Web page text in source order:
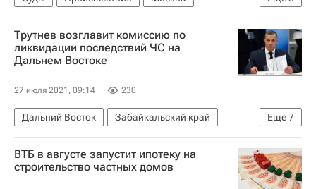
Сергей Полонский
Промсвязьбанк
Роснефть
Кутузовская миля
Трутнев возглавит комиссию по
ликвидации последствий ЧС на
Дальнем Востоке
27 июля 2021, 09:14 230
Еще7
Дальний Восток
Забайкальский край
МЧС России (Министерство РФ по делам гражданской обороны, чрезвычайным ситуациям и ликвидации последствий стихийных бедствий)
Министерство энергетики РФ (Минэнерго России)
Федеральная служба по надзору в сфере защиты прав потребителей и благополучия человека (Роспотребнадзор)
ВТБ в августе запустит ипотеку на
строительство частных домов